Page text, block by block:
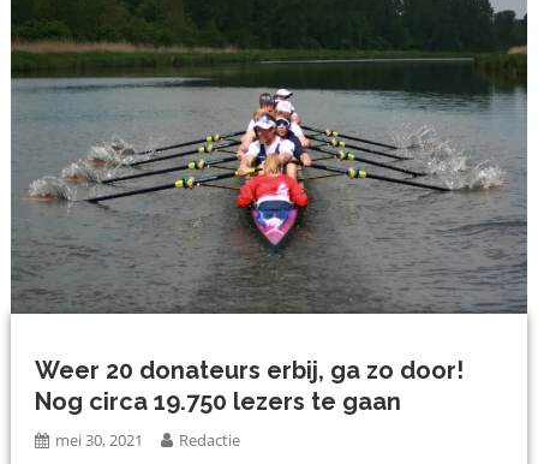
Weer 20 donateurs erbij, ga zo door!
Nog circa 19.750 lezers te gaan
mei 30, 2021 Redactie